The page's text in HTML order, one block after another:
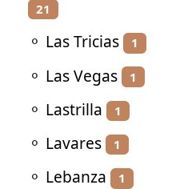
21
⚬ Las Tricias 1
⚬ Las Vegas 1
⚬ Lastrilla 1
⚬ Lavares 1
⚬ Lebanza 1